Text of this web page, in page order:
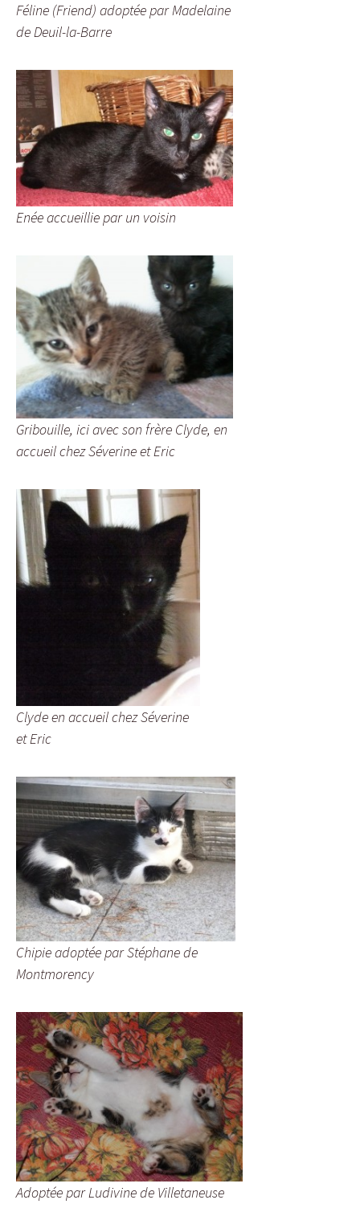
Féline (Friend) adoptée par Madelaine
de Deuil-la-Barre
Enée accueillie par un voisin
Gribouille, ici avec son frère Clyde, en
accueil chez Séverine et Eric
Clyde en accueil chez Séverine
et Eric
Chipie adoptée par Stéphane de
Montmorency
Adoptée par Ludivine de Villetaneuse